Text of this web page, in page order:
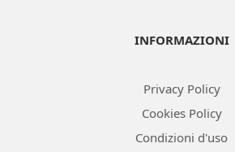
INFORMAZIONI
Privacy Policy
Cookies Policy
Condizioni d'uso